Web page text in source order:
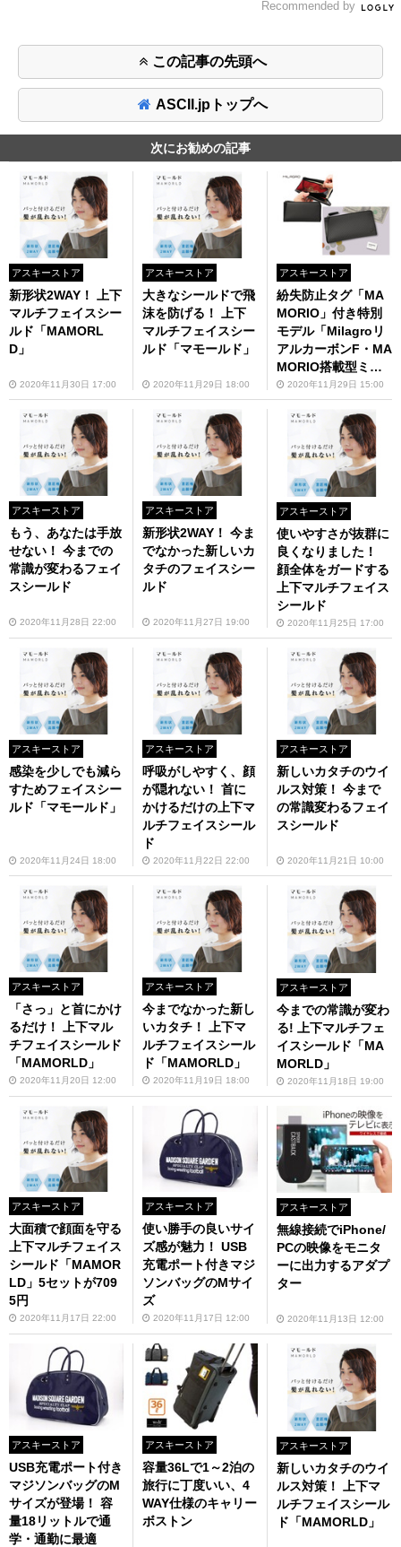
Recommended by
この記事の先頭へ
ASCII.jpトップへ
次にお勧めの記事
アスキーストア
新形状2WAY！ 上下
マルチフェイスシー
ルド「MAMORL
D」
2020年11月30日 17:00
アスキーストア
大きなシールドで飛
沫を防げる！ 上下
マルチフェイスシー
ルド「マモールド」
2020年11月29日 18:00
アスキーストア
紛失防止タグ「MA
MORIO」付き特別
モデル「Milagroリ
アルカーボンF・MA
MORIO搭載型ミド
ルウォレット」
2020年11月29日 15:00
アスキーストア
もう、あなたは手放
せない！ 今までの
常識が変わるフェイ
スシールド
2020年11月28日 22:00
アスキーストア
新形状2WAY！ 今ま
でなかった新しいカ
タチのフェイスシー
ルド
2020年11月27日 19:00
アスキーストア
使いやすさが抜群に
良くなりました！
顔全体をガードする
上下マルチフェイス
シールド
2020年11月25日 17:00
アスキーストア
感染を少しでも減ら
すためフェイスシー
ルド「マモールド」
2020年11月24日 18:00
アスキーストア
呼吸がしやすく、顔
が隠れない！ 首に
かけるだけの上下マ
ルチフェイスシール
ド
2020年11月22日 22:00
アスキーストア
新しいカタチのウイ
ルス対策！ 今まで
の常識変わるフェイ
スシールド
2020年11月21日 10:00
アスキーストア
「さっ」と首にかけ
るだけ！ 上下マル
チフェイスシールド
「MAMORLD」
2020年11月20日 12:00
アスキーストア
今までなかった新し
いカタチ！ 上下マ
ルチフェイスシール
ド「MAMORLD」
2020年11月19日 18:00
アスキーストア
今までの常識が変わ
る! 上下マルチフェ
イスシールド「MA
MORLD」
2020年11月18日 19:00
アスキーストア
大面積で顔面を守る
上下マルチフェイス
シールド「MAMOR
LD」5セットが709
5円
2020年11月17日 22:00
アスキーストア
使い勝手の良いサイ
ズ感が魅力！ USB
充電ポート付きマジ
ソンバッグのMサイ
ズ
2020年11月17日 12:00
アスキーストア
無線接続でiPhone/
PCの映像をモニタ
ーに出力するアダプ
ター
2020年11月13日 12:00
アスキーストア
USB充電ポート付き
マジソンバッグのM
サイズが登場！ 容
量18リットルで通
学・通勤に最適
アスキーストア
容量36Lで1～2泊の
旅行に丁度いい、4
WAY仕様のキャリー
ボストン
アスキーストア
新しいカタチのウイ
ルス対策！ 上下マ
ルチフェイスシール
ド「MAMORLD」